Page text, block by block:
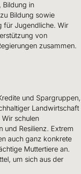
Bildung in
Bildung sowie
für Jugendliche. Wir
von
zusammen.
und Spargruppen,
Landwirtschaft
schulen
und Resilienz. Extrem
auch ganz konkrete
Muttertiere an.
um sich aus der